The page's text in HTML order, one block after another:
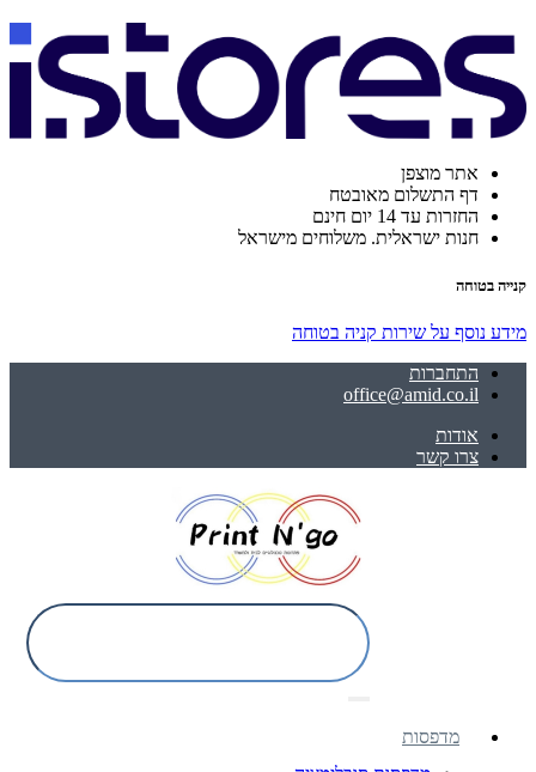
אתר מוצפן
דף התשלום מאובטח
החזרות עד 14 יום חינם
חנות ישראלית. משלוחים מישראל
קנייה בטוחה
מידע נוסף על שירות קניה בטוחה
התחברות
office@amid.co.il
אודות
צרו קשר
מדפסות